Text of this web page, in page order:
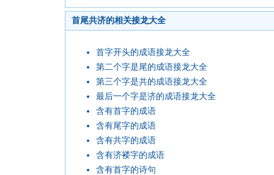
首尾共济的相关接龙大全
首字开头的成语接龙大全
第二个字是尾的成语接龙大全
第三个字是共的成语接龙大全
最后一个字是济的成语接龙大全
含有首字的成语
含有尾字的成语
含有共字的成语
含有济褛字的成语
含有首字的诗句